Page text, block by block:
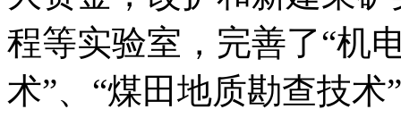
程等实验室，完善了“机
术”、“煤田地质勘查技术